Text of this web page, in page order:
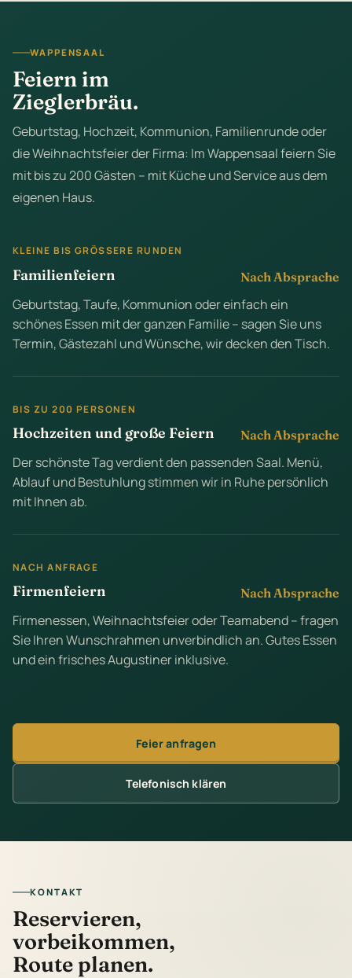
WAPPENSAAL
Feiern im
Zieglerbräu.
Geburtstag, Hochzeit, Kommunion, Familienrunde oder
die Weihnachtsfeier der Firma: Im Wappensaal feiern Sie
mit bis zu 200 Gästen – mit Küche und Service aus dem
eigenen Haus.
KLEINE BIS GRÖSSERE RUNDEN
Familienfeiern Nach Absprache
Geburtstag, Taufe, Kommunion oder einfach ein
schönes Essen mit der ganzen Familie – sagen Sie uns
Termin, Gästezahl und Wünsche, wir decken den Tisch.
BIS ZU 200 PERSONEN
Hochzeiten und große Feiern Nach Absprache
Der schönste Tag verdient den passenden Saal. Menü,
Ablauf und Bestuhlung stimmen wir in Ruhe persönlich
mit Ihnen ab.
NACH ANFRAGE
Firmenfeiern Nach Absprache
Firmenessen, Weihnachtsfeier oder Teamabend – fragen
Sie Ihren Wunschrahmen unverbindlich an. Gutes Essen
und ein frisches Augustiner inklusive.
Feier anfragen
Telefonisch klären
KONTAKT
Reservieren,
vorbeikommen,
Route planen.